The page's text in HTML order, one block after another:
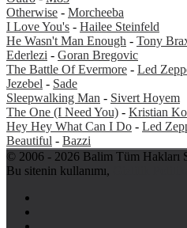
Otherwise - Morcheeba
I Love You's - Hailee Steinfeld
He Wasn't Man Enough - Tony
Ederlezi - Goran Bregovic
The Battle Of Evermore - Led
Jezebel - Sade
Sleepwalking Man - Sivert Hoyem
The One (I Need You) - Kristian
Hey Hey What Can I Do - Led
Beautiful - Bazzi
© 2006 - 2026 Balim Tüm Hakları
Bu sitenin kullanımı,